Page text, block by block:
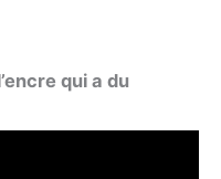
qui a du